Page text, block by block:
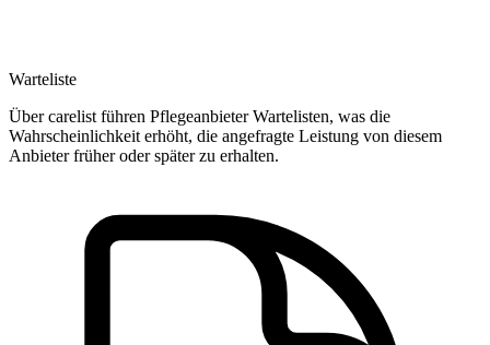
Warteliste
Über carelist führen Pflegeanbieter Wartelisten, was die
Wahrscheinlichkeit erhöht, die angefragte Leistung von diesem
Anbieter früher oder später zu erhalten.